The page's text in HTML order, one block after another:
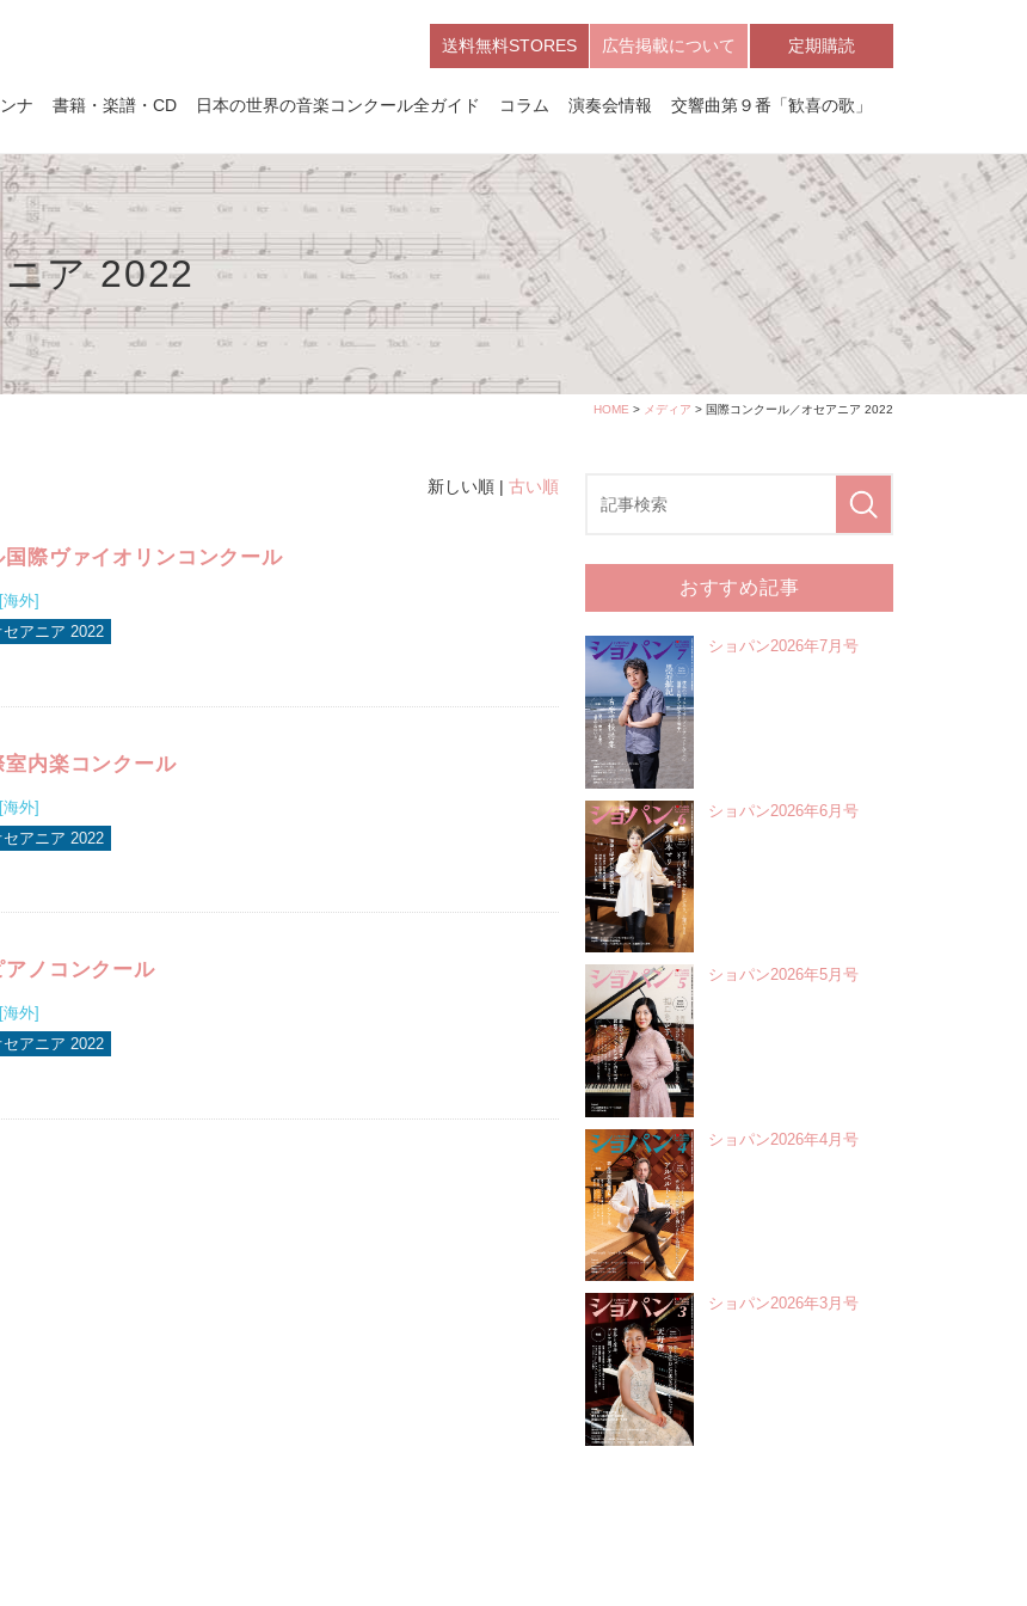
送料無料STORES 広告掲載について 定期購読
ナ 書籍・楽譜・CD 日本の世界の音楽コンクール全ガイド コラム 演奏会情報 交響曲第９番「歓喜の歌」
ア 2022
HOME > メディア > 国際コンクール／オセアニア 2022
新しい順 | 古い順
際ヴァイオリンコンクール
外]
アニア 2022
室内楽コンクール
海外]
アニア 2022
アノコンクール
外]
アニア 2022
おすすめ記事
ショパン2026年7月号
ショパン2026年6月号
ショパン2026年5月号
ショパン2026年4月号
ショパン2026年3月号